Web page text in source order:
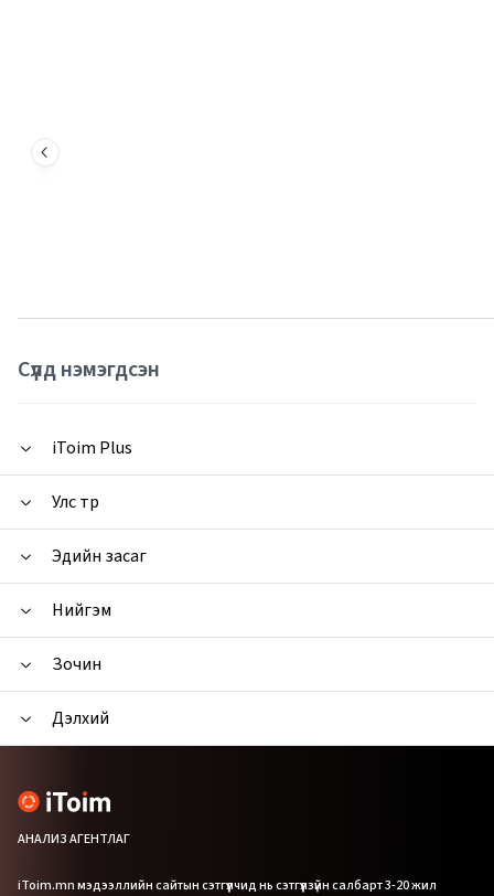
Сүүлд нэмэгдсэн
iToim Plus
Улс төр
Эдийн засаг
Нийгэм
Зочин
Дэлхий
АНАЛИЗ АГЕНТЛАГ
iToim.mn мэдээллийн сайтын сэтгүүлчид нь сэтгүүлзүйн салбарт 3-20 жил